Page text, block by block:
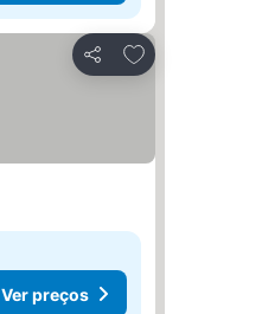
Partilhar
Adicionar aos
Ver preços